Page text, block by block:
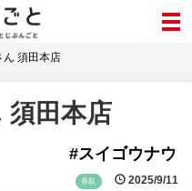
ん 須田本店
須田本店
#スイゴウナウ
香取 2025/9/11